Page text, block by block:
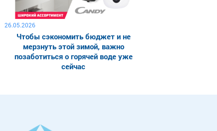
26.05.2026
Чтобы сэкономить бюджет и не
мерзнуть этой зимой, важно
позаботиться о горячей воде уже
сейчас